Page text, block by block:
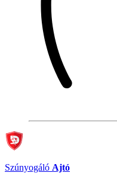
Szúnyogáló Ajtó